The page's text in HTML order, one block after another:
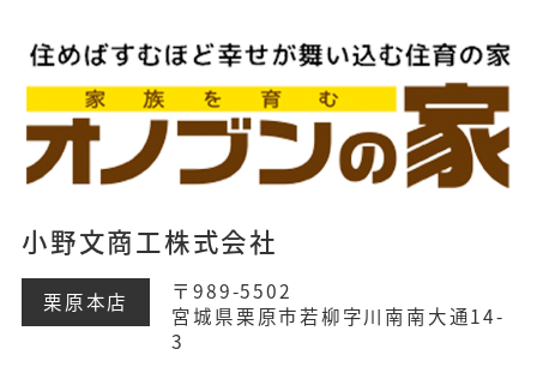
小野文商工株式会社
栗原本店
〒989-5502
宮城県栗原市若柳字川南南大通14-
3